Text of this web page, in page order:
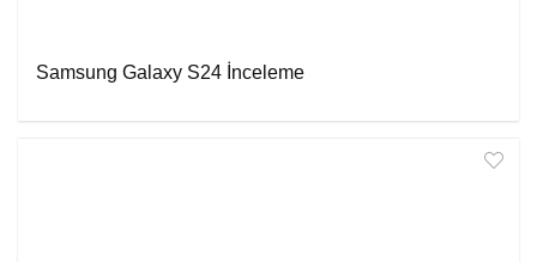
Samsung Galaxy S24 İnceleme